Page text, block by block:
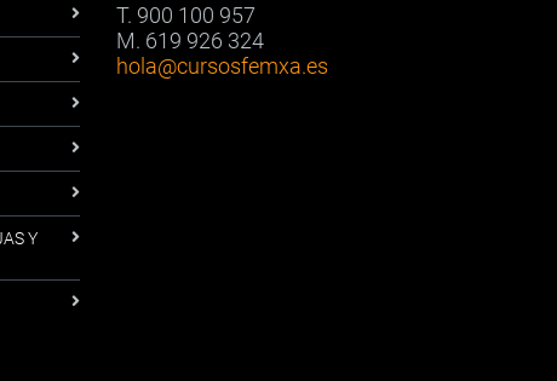
Y
T. 900 100 957
M. 619 926 324
hola@cursosfemxa.es